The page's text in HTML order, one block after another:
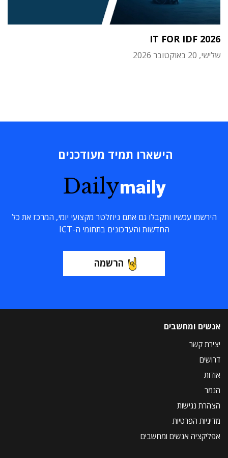
IT FOR IDF 2026
שלישי, 20 באוקטובר 2026
הישארו תמיד מעודכנים
Dailymaily
הירשמו עכשיו ותקבלו גם אתם ניוזלטר מקצועי יומי, המרכז את כל
החדשות והעדכונים בתחומי ה-ICT
הרשמה
אנשים ומחשבים
יצירת קשר
דרושים
אודות
הנמר
הצהרת נגישות
מדיניות הפרטיות
אפליקציה אנשים ומחשבים